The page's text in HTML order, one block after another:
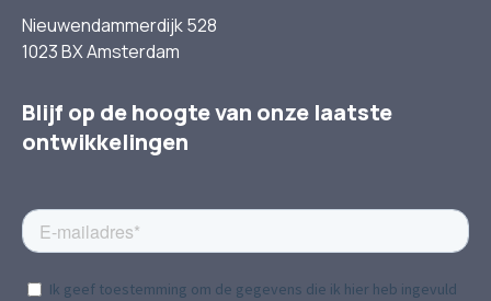
Nieuwendammerdijk 528
1023 BX Amsterdam
Blijf op de hoogte van onze laatste
ontwikkelingen